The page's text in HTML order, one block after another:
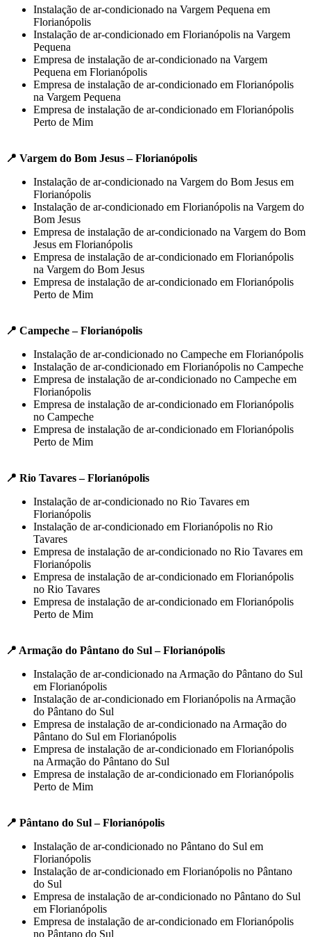
Instalação de ar-condicionado na Vargem Pequena em
Florianópolis
Instalação de ar-condicionado em Florianópolis na Vargem
Pequena
Empresa de instalação de ar-condicionado na Vargem
Pequena em Florianópolis
Empresa de instalação de ar-condicionado em Florianópolis
na Vargem Pequena
Empresa de instalação de ar-condicionado em Florianópolis
Perto de Mim
📍 Vargem do Bom Jesus – Florianópolis
Instalação de ar-condicionado na Vargem do Bom Jesus em
Florianópolis
Instalação de ar-condicionado em Florianópolis na Vargem do
Bom Jesus
Empresa de instalação de ar-condicionado na Vargem do Bom
Jesus em Florianópolis
Empresa de instalação de ar-condicionado em Florianópolis
na Vargem do Bom Jesus
Empresa de instalação de ar-condicionado em Florianópolis
Perto de Mim
📍 Campeche – Florianópolis
Instalação de ar-condicionado no Campeche em Florianópolis
Instalação de ar-condicionado em Florianópolis no Campeche
Empresa de instalação de ar-condicionado no Campeche em
Florianópolis
Empresa de instalação de ar-condicionado em Florianópolis
no Campeche
Empresa de instalação de ar-condicionado em Florianópolis
Perto de Mim
📍 Rio Tavares – Florianópolis
Instalação de ar-condicionado no Rio Tavares em
Florianópolis
Instalação de ar-condicionado em Florianópolis no Rio
Tavares
Empresa de instalação de ar-condicionado no Rio Tavares em
Florianópolis
Empresa de instalação de ar-condicionado em Florianópolis
no Rio Tavares
Empresa de instalação de ar-condicionado em Florianópolis
Perto de Mim
📍 Armação do Pântano do Sul – Florianópolis
Instalação de ar-condicionado na Armação do Pântano do Sul
em Florianópolis
Instalação de ar-condicionado em Florianópolis na Armação
do Pântano do Sul
Empresa de instalação de ar-condicionado na Armação do
Pântano do Sul em Florianópolis
Empresa de instalação de ar-condicionado em Florianópolis
na Armação do Pântano do Sul
Empresa de instalação de ar-condicionado em Florianópolis
Perto de Mim
📍 Pântano do Sul – Florianópolis
Instalação de ar-condicionado no Pântano do Sul em
Florianópolis
Instalação de ar-condicionado em Florianópolis no Pântano
do Sul
Empresa de instalação de ar-condicionado no Pântano do Sul
em Florianópolis
Empresa de instalação de ar-condicionado em Florianópolis
no Pântano do Sul